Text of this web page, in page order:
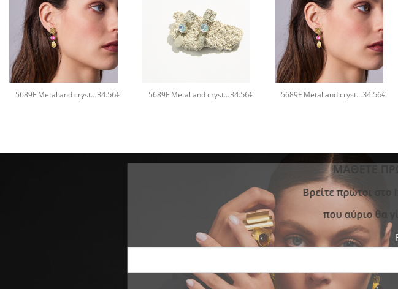
+
5689F Metal and crystal shine χειροποίητα σκουλαρίκια Catherine bijoux Άσπρο34.56€ 5689F Metal and crystal shine χειροποίητα σκουλαρίκια Catherine bijoux Σιέλ34.56€
+
5689F Metal and crystal shine χειροποίητα σκουλαρίκια Catherine bijoux Φούξια34.56€
ΜΑΘΕΤΕ
Bρείτε πρώτοι στο
που αύριο θα